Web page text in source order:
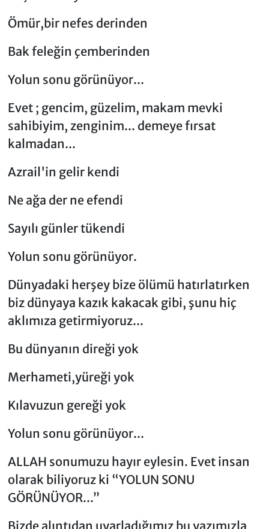
Ömür,bir nefes derinden
Bak feleğin çemberinden
Yolun sonu görünüyor...
Evet ; gencim, güzelim, makam mevki
sahibiyim, zenginim... demeye fırsat
kalmadan...
Azrail'in gelir kendi
Ne ağa der ne efendi
Sayılı günler tükendi
Yolun sonu görünüyor.
Dünyadaki herşey bize ölümü hatırlatırken
biz dünyaya kazık kakacak gibi, şunu hiç
aklımıza getirmiyoruz...
Bu dünyanın direği yok
Merhameti,yüreği yok
Kılavuzun gereği yok
Yolun sonu görünüyor...
ALLAH sonumuzu hayır eylesin. Evet insan
olarak biliyoruz ki “YOLUN SONU
GÖRÜNÜYOR...”
Bizde alıntıdan uyarladığımız bu yazımızla